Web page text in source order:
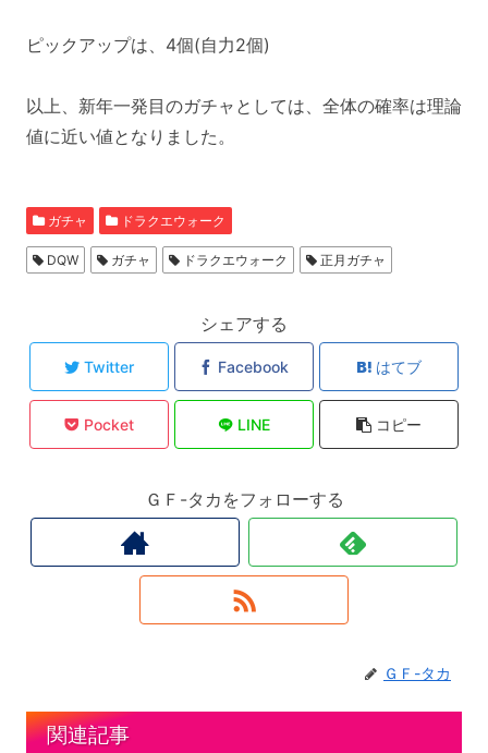
ピックアップは、4個(自力2個)
以上、新年一発目のガチャとしては、全体の確率は理論
値に近い値となりました。
ガチャ ドラクエウォーク
DQW ガチャ ドラクエウォーク 正月ガチャ
シェアする
Twitter Facebook はてブ
Pocket LINE コピー
ＧＦ-タカをフォローする
ＧＦ-タカ
関連記事